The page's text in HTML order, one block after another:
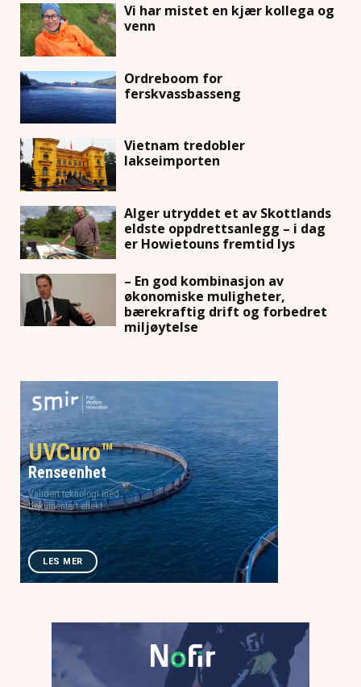
Vi har mistet en kjær kollega og
venn
Ordreboom for
ferskvassbasseng
Vietnam tredobler
lakseimporten
Alger utryddet et av Skottlands
eldste oppdrettsanlegg – i dag
er Howietouns fremtid lys
– En god kombinasjon av
økonomiske muligheter,
bærekraftig drift og forbedret
miljøytelse